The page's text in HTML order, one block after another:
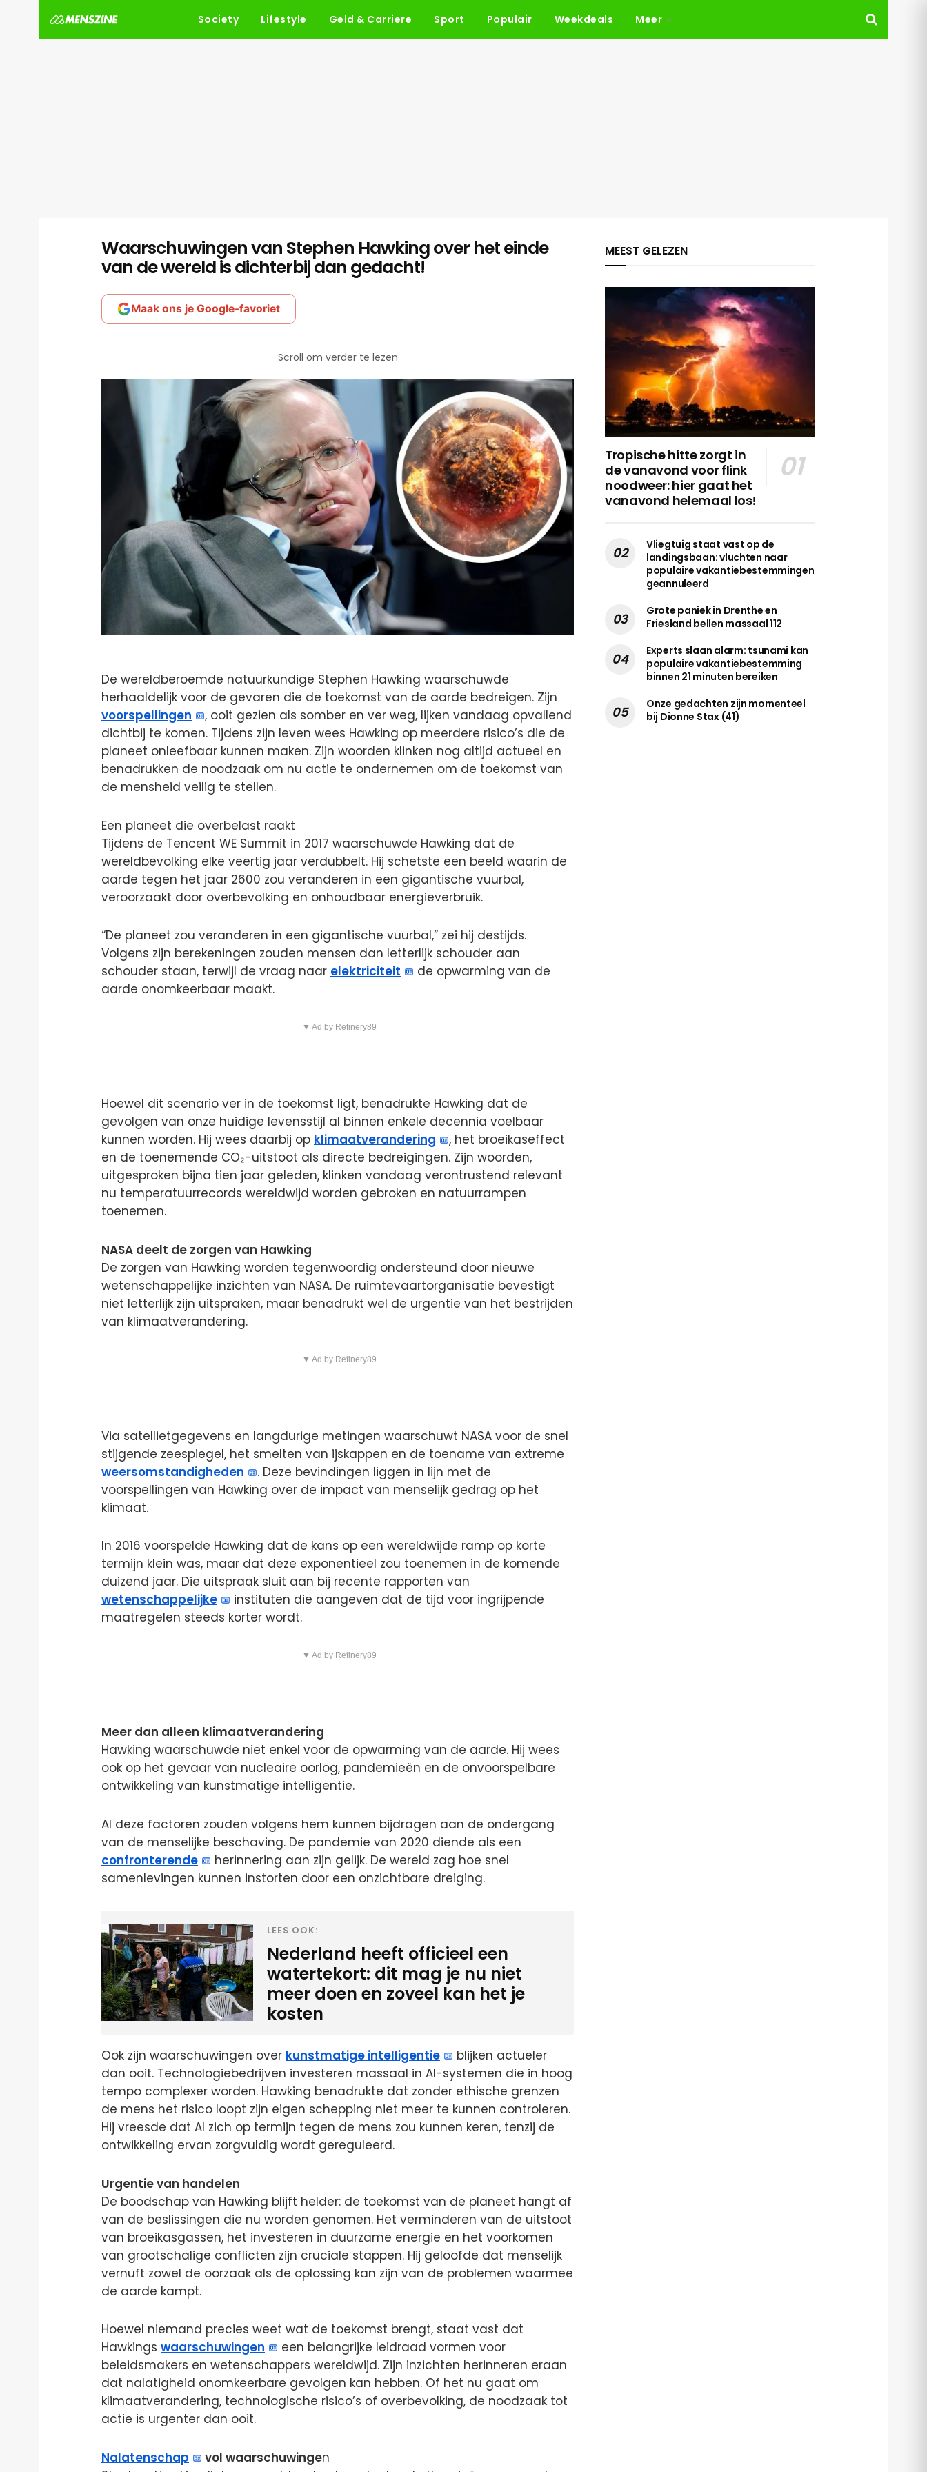
Society Lifestyle Geld & Carriere Sport Populair Weekdeals Meer
Waarschuwingen van Stephen Hawking over het einde
van de wereld is dichterbij dan gedacht!
Maak ons je Google-favoriet
Scroll om verder te lezen
De wereldberoemde natuurkundige Stephen Hawking waarschuwde
herhaaldelijk voor de gevaren die de toekomst van de aarde bedreigen. Zijn
voorspellingen
, ooit gezien als somber en ver weg, lijken vandaag opvallend
dichtbij te komen. Tijdens zijn leven wees Hawking op meerdere risico’s die de
planeet onleefbaar kunnen maken. Zijn woorden klinken nog altijd actueel en
benadrukken de noodzaak om nu actie te ondernemen om de toekomst van
de mensheid veilig te stellen.
Een planeet die overbelast raakt
Tijdens de Tencent WE Summit in 2017 waarschuwde Hawking dat de
wereldbevolking elke veertig jaar verdubbelt. Hij schetste een beeld waarin de
aarde tegen het jaar 2600 zou veranderen in een gigantische vuurbal,
veroorzaakt door overbevolking en onhoudbaar energieverbruik.
“De planeet zou veranderen in een gigantische vuurbal,” zei hij destijds.
Volgens zijn berekeningen zouden mensen dan letterlijk schouder aan
schouder staan, terwijl de vraag naar elektriciteit
de opwarming van de
aarde onomkeerbaar maakt.
▼ Ad by Refinery89
Hoewel dit scenario ver in de toekomst ligt, benadrukte Hawking dat de
gevolgen van onze huidige levensstijl al binnen enkele decennia voelbaar
kunnen worden. Hij wees daarbij op klimaatverandering
, het broeikaseffect
en de toenemende CO₂-uitstoot als directe bedreigingen. Zijn woorden,
uitgesproken bijna tien jaar geleden, klinken vandaag verontrustend relevant
nu temperatuurrecords wereldwijd worden gebroken en natuurrampen
toenemen.
NASA deelt de zorgen van Hawking
De zorgen van Hawking worden tegenwoordig ondersteund door nieuwe
wetenschappelijke inzichten van NASA. De ruimtevaartorganisatie bevestigt
niet letterlijk zijn uitspraken, maar benadrukt wel de urgentie van het bestrijden
van klimaatverandering.
▼ Ad by Refinery89
Via satellietgegevens en langdurige metingen waarschuwt NASA voor de snel
stijgende zeespiegel, het smelten van ijskappen en de toename van extreme
weersomstandigheden
. Deze bevindingen liggen in lijn met de
voorspellingen van Hawking over de impact van menselijk gedrag op het
klimaat.
In 2016 voorspelde Hawking dat de kans op een wereldwijde ramp op korte
termijn klein was, maar dat deze exponentieel zou toenemen in de komende
duizend jaar. Die uitspraak sluit aan bij recente rapporten van
wetenschappelijke
instituten die aangeven dat de tijd voor ingrijpende
maatregelen steeds korter wordt.
▼ Ad by Refinery89
Meer dan alleen klimaatverandering
Hawking waarschuwde niet enkel voor de opwarming van de aarde. Hij wees
ook op het gevaar van nucleaire oorlog, pandemieën en de onvoorspelbare
ontwikkeling van kunstmatige intelligentie.
Al deze factoren zouden volgens hem kunnen bijdragen aan de ondergang
van de menselijke beschaving. De pandemie van 2020 diende als een
confronterende
herinnering aan zijn gelijk. De wereld zag hoe snel
samenlevingen kunnen instorten door een onzichtbare dreiging.
LEES OOK:
Nederland heeft officieel een
watertekort: dit mag je nu niet
meer doen en zoveel kan het je
kosten
Ook zijn waarschuwingen over kunstmatige intelligentie
blijken actueler
dan ooit. Technologiebedrijven investeren massaal in AI-systemen die in hoog
tempo complexer worden. Hawking benadrukte dat zonder ethische grenzen
de mens het risico loopt zijn eigen schepping niet meer te kunnen controleren.
Hij vreesde dat AI zich op termijn tegen de mens zou kunnen keren, tenzij de
ontwikkeling ervan zorgvuldig wordt gereguleerd.
Urgentie van handelen
De boodschap van Hawking blijft helder: de toekomst van de planeet hangt af
van de beslissingen die nu worden genomen. Het verminderen van de uitstoot
van broeikasgassen, het investeren in duurzame energie en het voorkomen
van grootschalige conflicten zijn cruciale stappen. Hij geloofde dat menselijk
vernuft zowel de oorzaak als de oplossing kan zijn van de problemen waarmee
de aarde kampt.
Hoewel niemand precies weet wat de toekomst brengt, staat vast dat
Hawkings waarschuwingen
een belangrijke leidraad vormen voor
beleidsmakers en wetenschappers wereldwijd. Zijn inzichten herinneren eraan
dat nalatigheid onomkeerbare gevolgen kan hebben. Of het nu gaat om
klimaatverandering, technologische risico’s of overbevolking, de noodzaak tot
actie is urgenter dan ooit.
Nalatenschap vol waarschuwingen
MEEST GELEZEN
Tropische hitte zorgt in
de vanavond voor flink
noodweer: hier gaat het
vanavond helemaal los!
Vliegtuig staat vast op de
landingsbaan: vluchten naar
populaire vakantiebestemmingen
geannuleerd
Grote paniek in Drenthe en
Friesland bellen massaal 112
Experts slaan alarm: tsunami kan
populaire vakantiebestemming
binnen 21 minuten bereiken
Onze gedachten zijn momenteel
bij Dionne Stax (41)